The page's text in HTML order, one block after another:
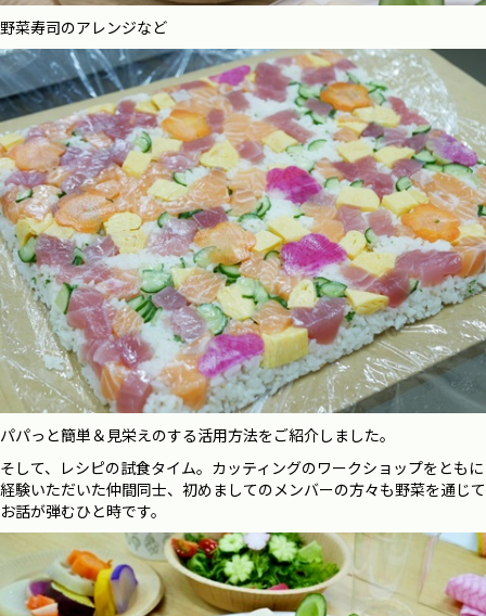
野菜寿司のアレンジなど
パパっと簡単＆見栄えのする活用方法をご紹介しました。
そして、レシピの試食タイム。カッティングのワークショップをともに
経験いただいた仲間同士、初めましてのメンバーの方々も野菜を通じて
お話が弾むひと時です。